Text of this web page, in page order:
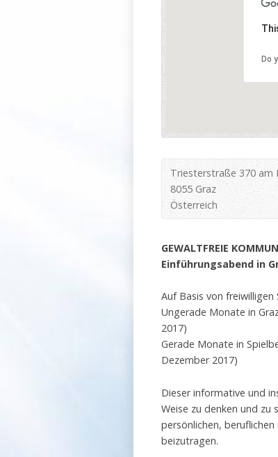
Do
Triesterstraße 370 am
8055 Graz
Österreich
GEWALTFREIE
Einführungsabend in
Auf Basis von
Ungerade Monate in
2017)
Gerade Monate in
Dezember 2017)
Dieser informative und
Weise zu denken und
persönlichen,
beizutragen.